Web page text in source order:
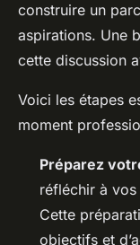
construire un
aspirations. Une
cette discussion
Voici les étapes
moment
Préparez
réfléchir à
Cette
objectifs et